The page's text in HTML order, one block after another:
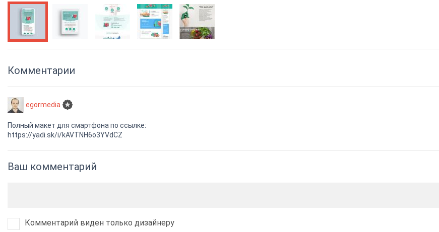
Комментарии
egormedia
Полный макет для смартфона по ссылке:
https://yadi.sk/i/kAVTNH6o3YVdCZ
Ваш комментарий
Комментарий виден только дизайнеру